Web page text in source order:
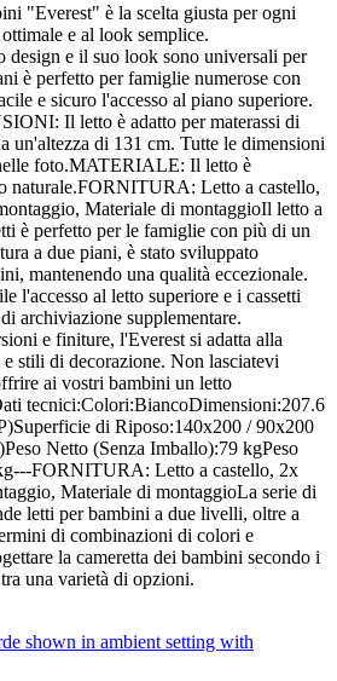
"Everest" è la scelta giusta per ogni
e al look semplice.
design e il suo look sono universali per
è perfetto per famiglie numerose con
e sicuro l'accesso al piano superiore.
Il letto è adatto per materassi di
un'altezza di 131 cm. Tutte le dimensioni
foto.MATERIALE: Il letto è
naturale.FORNITURA: Letto a castello,
Materiale di montaggioIl letto a
è perfetto per le famiglie con più di un
a due piani, è stato sviluppato
mantenendo una qualità eccezionale.
l'accesso al letto superiore e i cassetti
archiviazione supplementare.
e finiture, l'Everest si adatta alla
stili di decorazione. Non lasciatevi
ai vostri bambini un letto
tecnici:Colori:BiancoDimensioni:207.6
di Riposo:140x200 / 90x200
Netto (Senza Imballo):79 kgPeso
FORNITURA: Letto a castello, 2x
Materiale di montaggioLa serie di
letti per bambini a due livelli, oltre a
di combinazioni di colori e
la cameretta dei bambini secondo i
una varietà di opzioni.